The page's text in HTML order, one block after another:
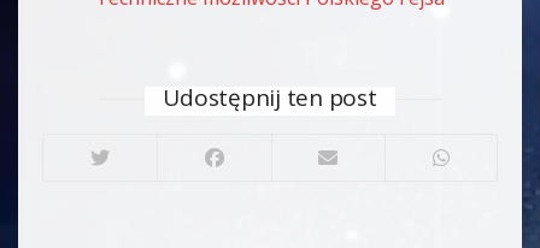
Udostępnij ten post